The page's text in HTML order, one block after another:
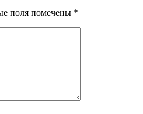
поля помечены *